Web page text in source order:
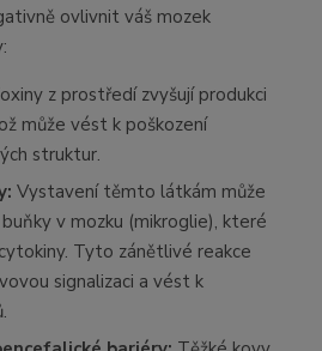
ovlivnit váš mozek
z prostředí zvyšují produkci
může vést k poškození
struktur.
Vystavení těmto látkám může
v mozku (mikroglie), které
Tyto zánětlivé reakce
signalizaci a vést k